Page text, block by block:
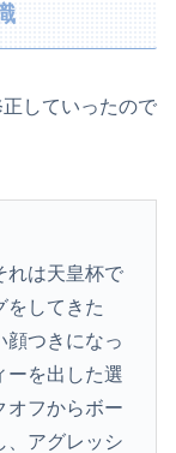
していったので
れは天皇杯で
をしてきた
顔つきになっ
ーを出した選
オフからボー
、アグレッシ